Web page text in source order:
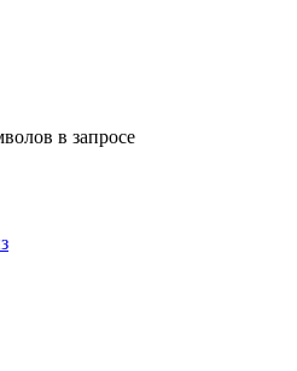
в запросе